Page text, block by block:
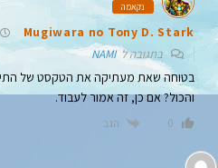
נקאמה
Mugiwara no Tony D. Stark
בתגובה לNAMI
בטוחה שאת מעתיקה את הטקסט של
והכול? אם כן, זה אמור לעבוד.
0 הגב